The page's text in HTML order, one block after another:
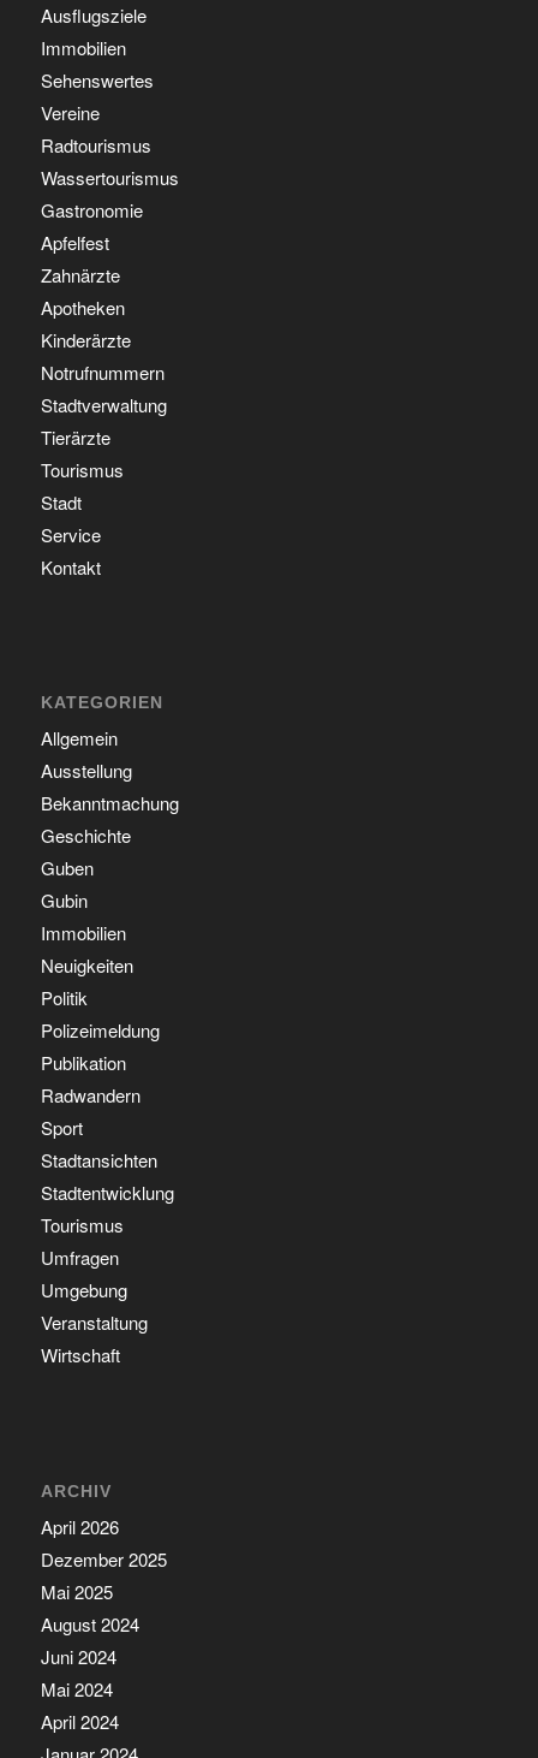
Ausflugsziele
Immobilien
Sehenswertes
Vereine
Radtourismus
Wassertourismus
Gastronomie
Apfelfest
Zahnärzte
Apotheken
Kinderärzte
Notrufnummern
Stadtverwaltung
Tierärzte
Tourismus
Stadt
Service
Kontakt
KATEGORIEN
Allgemein
Ausstellung
Bekanntmachung
Geschichte
Guben
Gubin
Immobilien
Neuigkeiten
Politik
Polizeimeldung
Publikation
Radwandern
Sport
Stadtansichten
Stadtentwicklung
Tourismus
Umfragen
Umgebung
Veranstaltung
Wirtschaft
ARCHIV
April 2026
Dezember 2025
Mai 2025
August 2024
Juni 2024
Mai 2024
April 2024